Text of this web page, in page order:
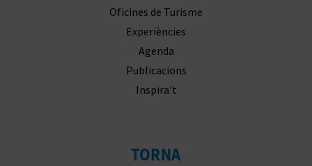
Oficines de Turisme
Experiències
Agenda
Publicacions
Inspira't
TORNA